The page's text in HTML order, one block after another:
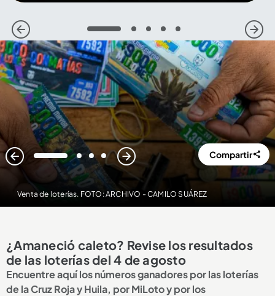
1 2 3 4 5
Venta de loterías. FOTO: ARCHIVO - CAMILO SUÁREZ
1 2 3 4 Compartir
¿Amaneció caleto? Revise los resultados
de las loterías del 4 de agosto
Encuentre aquí los números ganadores por las loterías
de la Cruz Roja y Huila, por MiLoto y por los